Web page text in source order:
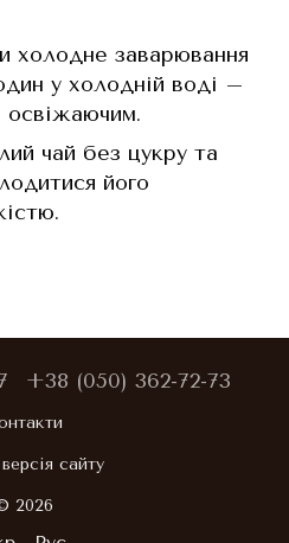
холодне заварювання
у холодній воді –
освіжаючим.
чай без цукру та
його
+38 (050) 362-72-73
сайту
2026